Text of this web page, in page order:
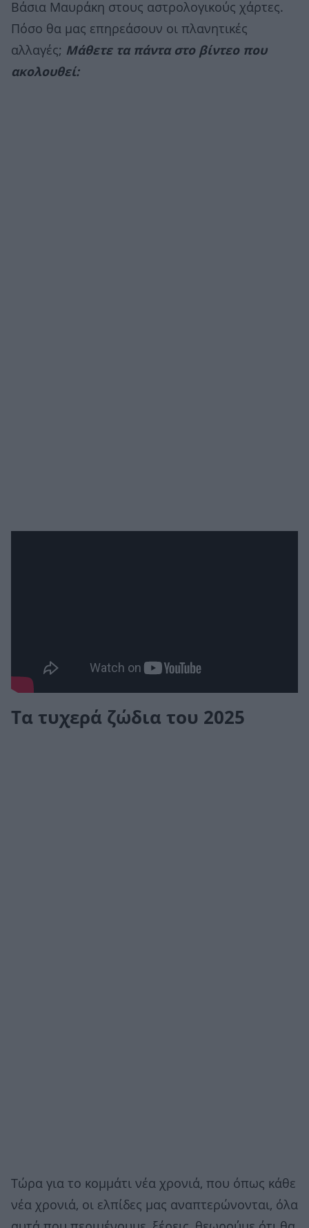
Βάσια Μαυράκη στους αστρολογικούς χάρτες.
Πόσο θα μας επηρεάσουν οι πλανητικές
αλλαγές; Μάθετε τα πάντα στο βίντεο που
ακολουθεί:
Τα τυχερά ζώδια του 2025
Τώρα για το κομμάτι νέα χρονιά, που όπως κάθε
νέα χρονιά, οι ελπίδες μας αναπτερώνονται, όλα